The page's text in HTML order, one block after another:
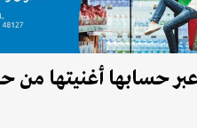
عبر حسابها أغنيتها